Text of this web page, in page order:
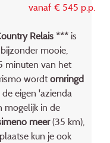
vanaf € 545 p.p.
Relais *** is
mooie,
minuten van het
wordtomringd
eigen 'azienda
mogelijk in de
meer(35 km),
kun je ook